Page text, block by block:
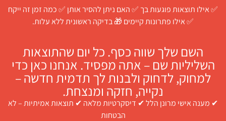
✅ אילו תוצאות פוגעות בך ✅ האם ניתן להסיר אותן ✅ כמה זמן זה ייקח
✅ אילו פתרונות קיימים 🎁 בדיקה ראשונית ללא עלות.
השם שלך שווה כסף. כל יום שהתוצאות
השליליות שם – אתה מפסיד. אנחנו כאן כדי
למחוק, לדחוק ולבנות לך תדמית חדשה –
נקייה, חזקה ומנצחת.
✔ מענה אישי מרונן הלל ✔ דיסקרטיות מלאה ✔ תוצאות אמיתיות – לא
הבטחות